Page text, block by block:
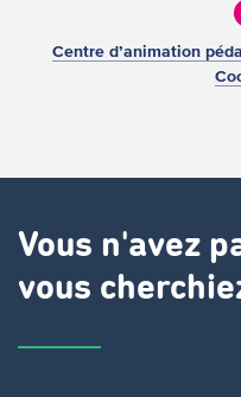
Centre d’animation
Vous n'avez
vous